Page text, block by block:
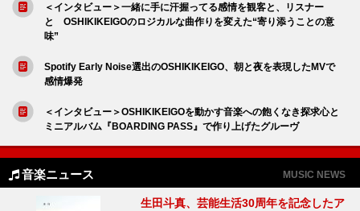
＜インタビュー＞一緒に手に汗握ってる感情を観客と、リスナー
と OSHIKIKEIGOのロジカルな曲作りを変えた“寄り添うことの意
味”
Spotify Early Noise選出のOSHIKIKEIGO、朝と夜を表現したMVで
感情爆発
＜インタビュー＞OSHIKIKEIGOを動かす音楽への飽くなき探求心と
ミニアルバム『BOARDING PASS』で作り上げたグルーヴ
音楽ニュース MUSIC NEWS
生田斗真、芸能生活30周年を記念したア